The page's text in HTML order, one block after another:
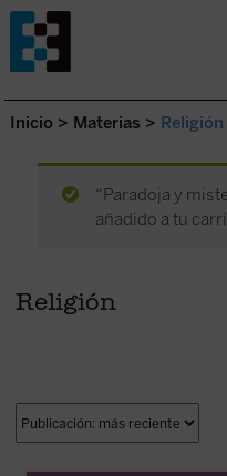
Saltar al contenido.
Inicio > Materias > Religión
“Paradoja y
añadido a tu
Religión